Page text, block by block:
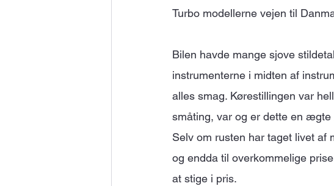
Turbo modellerne vejen til
Bilen havde mange sjove
instrumenterne i midten af
alles smag. Kørestillingen var
småting, var og er dette en ægte
Selv om rusten har taget livet af
og endda til overkommelige
at stige i pris.